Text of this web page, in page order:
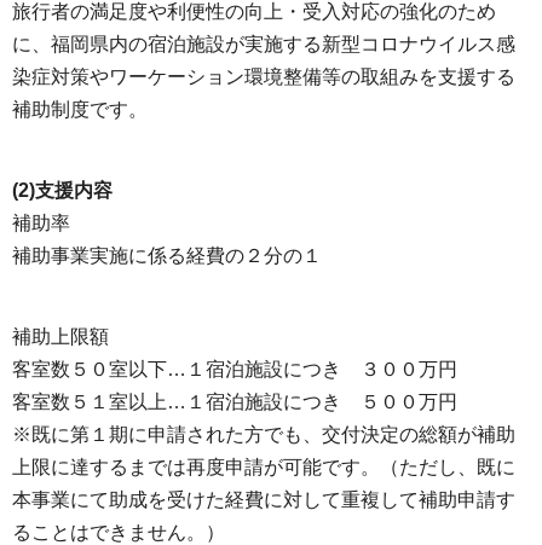
旅行者の満足度や利便性の向上・受入対応の強化のため
に、福岡県内の宿泊施設が実施する新型コロナウイルス感
染症対策やワーケーション環境整備等の取組みを支援する
補助制度です。
(2)支援内容
補助率
補助事業実施に係る経費の２分の１
補助上限額
客室数５０室以下…１宿泊施設につき ３００万円
客室数５１室以上…１宿泊施設につき ５００万円
※既に第１期に申請された方でも、交付決定の総額が補助
上限に達するまでは再度申請が可能です。（ただし、既に
本事業にて助成を受けた経費に対して重複して補助申請す
ることはできません。）